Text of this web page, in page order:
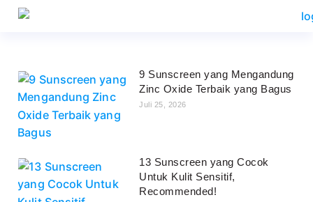
9 Sunscreen yang Mengandung
Zinc Oxide Terbaik yang Bagus
Juli 25, 2026
13 Sunscreen yang Cocok
Untuk Kulit Sensitif,
Recommended!